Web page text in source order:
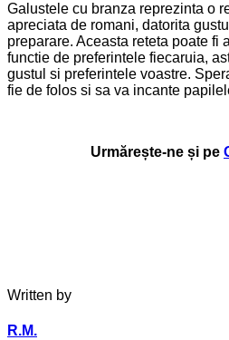
Galustele cu branza reprezinta o
apreciata de romani, datorita
preparare. Aceasta reteta poate fi
functie de preferintele fiecaruia,
gustul si preferintele voastre.
fie de folos si sa va incante
Urmărește-ne și pe
Written by
R.M.